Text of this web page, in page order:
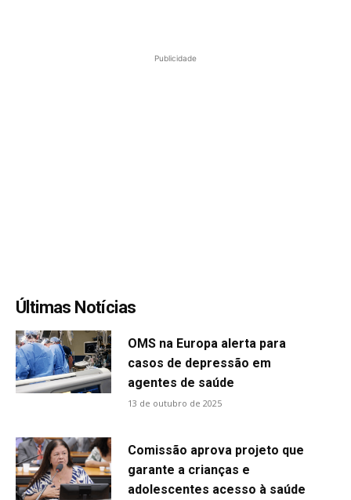
Publicidade
Últimas Notícias
OMS na Europa alerta para
casos de depressão em
agentes de saúde
13 de outubro de 2025
Comissão aprova projeto que
garante a crianças e
adolescentes acesso à saúde